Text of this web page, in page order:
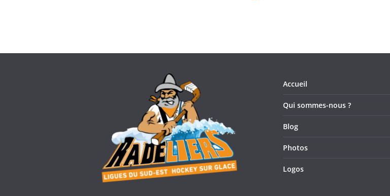
Accueil
Qui sommes-nous ?
Blog
Photos
Logos